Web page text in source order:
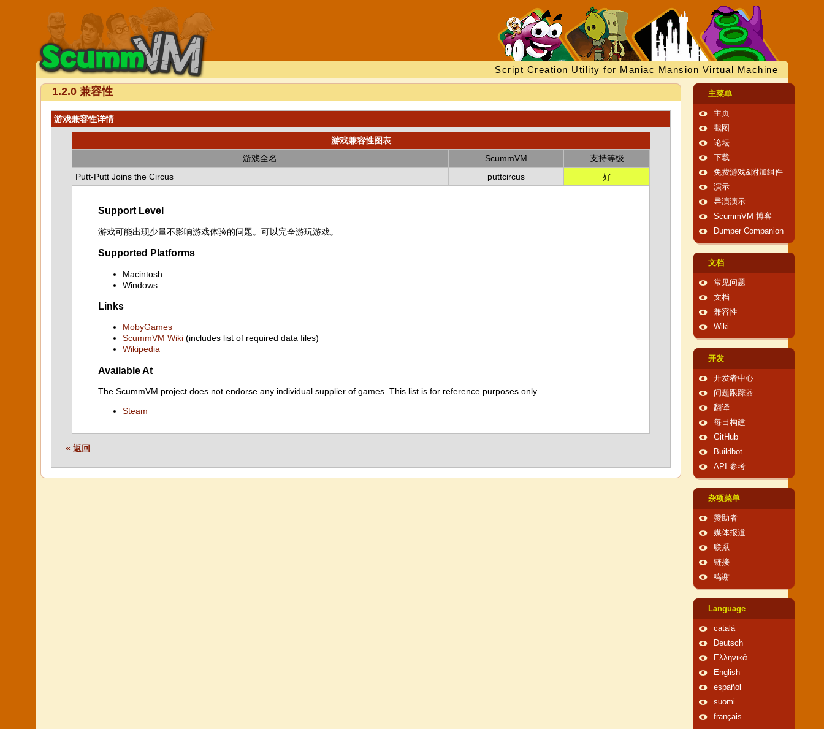
Script Creation Utility for Maniac Mansion Virtual Machine
1.2.0 兼容性
游戏兼容性详情
游戏兼容性图表
游戏全名
ScummVM
支持等级
Putt-Putt Joins the Circus
puttcircus 好
Support Level
游戏可能出现少量不影响游戏体验的问题。可以完全游玩游戏。
Supported Platforms
Macintosh
Windows
Links
MobyGames
ScummVM Wiki (includes list of required data files)
Wikipedia
Available At
The ScummVM project does not endorse any individual supplier of games. This list is for reference purposes only.
Steam
« 返回
主菜单
主页
截图
论坛
下载
免费游戏&附加组件
演示
导演演示
ScummVM 博客
Dumper Companion
文档
常见问题
文档
兼容性
Wiki
开发
开发者中心
问题跟踪器
翻译
每日构建
GitHub
Buildbot
API 参考
杂项菜单
赞助者
媒体报道
联系
链接
鸣谢
Language
català
Deutsch
Ελληνικά
English
español
suomi
français